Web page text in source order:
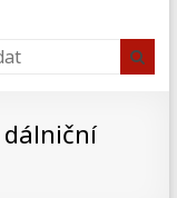
dálniční